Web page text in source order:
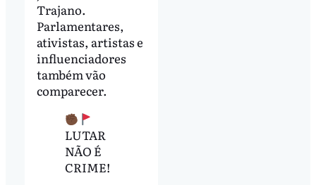
Trajano.
Parlamentares,
ativistas, artistas e
influenciadores
também vão
comparecer.
LUTAR
NÃO É
CRIME!